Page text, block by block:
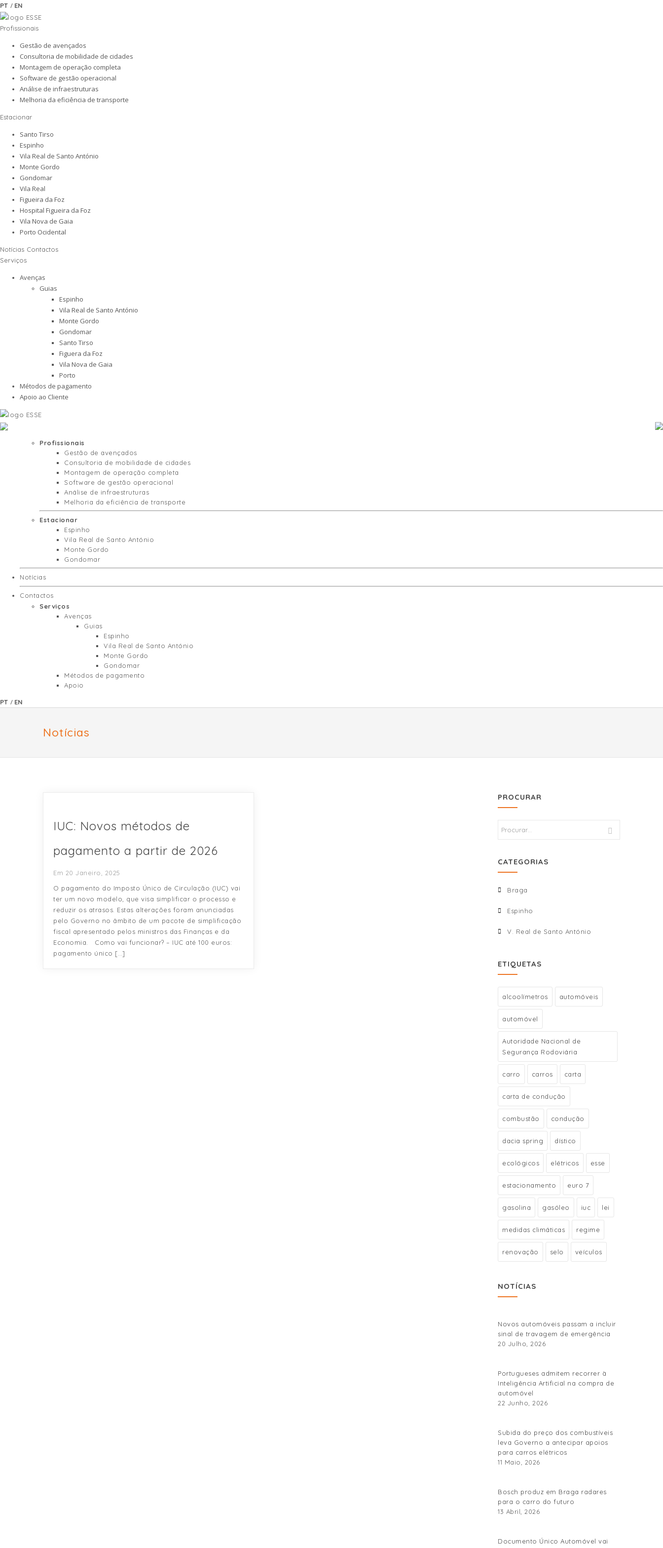
PT / EN
Profissionais
Gestão de avençados
Consultoria de mobilidade de cidades
Montagem de operação completa
Software de gestão operacional
Análise de infraestruturas
Melhoria da eficiência de transporte
Estacionar
Santo Tirso
Espinho
Vila Real de Santo António
Monte Gordo
Gondomar
Vila Real
Figueira da Foz
Hospital Figueira da Foz
Vila Nova de Gaia
Porto Ocidental
Notícias Contactos
Serviços
Avenças
Guias
Espinho
Vila Real de Santo António
Monte Gordo
Gondomar
Santo Tirso
Figuera da Foz
Vila Nova de Gaia
Porto
Métodos de pagamento
Apoio ao Cliente
Profissionais
Gestão de avençados
Consultoria de mobilidade de cidades
Montagem de operação completa
Software de gestão operacional
Análise de infraestruturas
Melhoria da eficiência de transporte
Estacionar
Espinho
Vila Real de Santo António
Monte Gordo
Gondomar
Notícias
Contactos
Serviços
Avenças
Guias
Espinho
Vila Real de Santo António
Monte Gordo
Gondomar
Métodos de pagamento
Apoio
PT / EN
Notícias
IUC: Novos métodos de
pagamento a partir de 2026
Em 20 Janeiro, 2025
O pagamento do Imposto Único de Circulação (IUC) vai
ter um novo modelo, que visa simplificar o processo e
reduzir os atrasos. Estas alterações foram anunciadas
pelo Governo no âmbito de um pacote de simplificação
fiscal apresentado pelos ministros das Finanças e da
Economia. Como vai funcionar? – IUC até 100 euros:
pagamento único […]
PROCURAR
CATEGORIAS
Braga
Espinho
V. Real de Santo António
ETIQUETAS
alcoolímetros automóveis
automóvel
Autoridade Nacional de
Segurança Rodoviária
carro carros carta
carta de condução
combustão condução
dacia spring dístico
ecológicos elétricos esse
estacionamento euro 7
gasolina gasóleo iuc lei
medidas climáticas regime
renovação selo veículos
NOTÍCIAS
Novos automóveis passam a incluir
sinal de travagem de emergência
20 Julho, 2026
Portugueses admitem recorrer à
Inteligência Artificial na compra de
automóvel
22 Junho, 2026
Subida do preço dos combustíveis
leva Governo a antecipar apoios
para carros elétricos
11 Maio, 2026
Bosch produz em Braga radares
para o carro do futuro
13 Abril, 2026
Documento Único Automóvel vai